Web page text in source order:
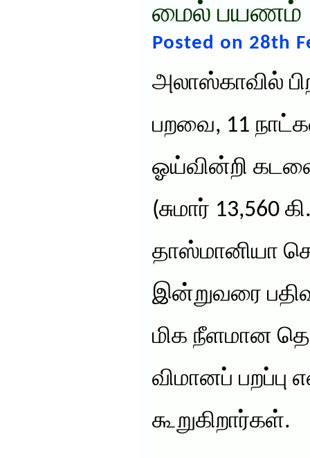
மைல் பயணம்
Posted on 28th
அலாஸ்காவில்
பறவை, 11
ஓய்வின்றி
(சுமார் 13,560
தாஸ்மானியா
இன்றுவரை
மிக நீளமான
விமானப்
கூறுகிறார்கள்.